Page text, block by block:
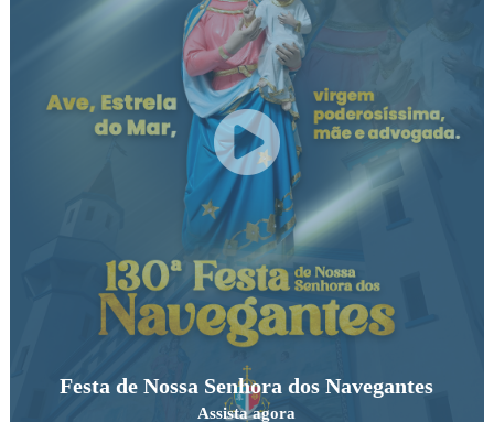
Festa de Nossa Senhora dos Navegantes
Assista agora